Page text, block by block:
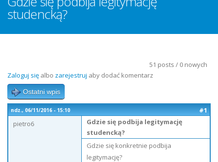
studencką?
51 posts / 0 nowych
Zaloguj się albo zarejestruj aby dodać komentarz
Ostatni wpis
ndz., 06/11/2016 - 15:10
#1
pietro6
Gdzie się podbija legitymację
studencką?
Gdzie się konkretnie podbija
legitymację?